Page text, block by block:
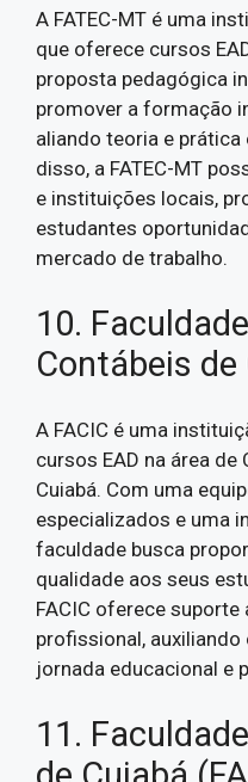
A FATEC-MT é uma
que oferece cursos
proposta pedagógica
promover a formação
aliando teoria e
disso, a FATEC-MT
e instituições locais,
estudantes
mercado de trabalho.
10.
Contábeis de
A FACIC é uma
cursos EAD na área de
Cuiabá. Com uma
especializados e uma
faculdade busca
qualidade aos seus
FACIC oferece
profissional,
jornada educacional e
11.